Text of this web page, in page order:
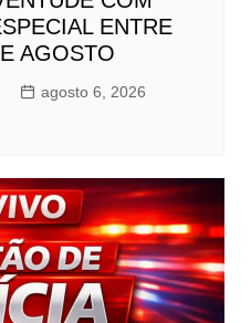
ENTRE
AGOSTO
agosto 6, 2026